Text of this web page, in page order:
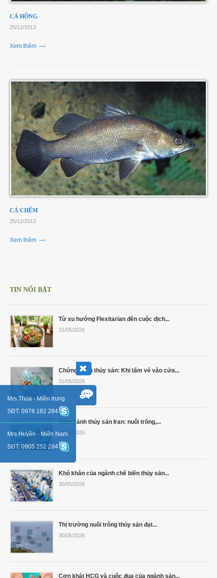
CÁ HỒNG
25/12/2013
Xem thêm
CÁ CHẼM
25/12/2013
Xem thêm
TIN NỔI BẬT
Từ xu hướng Flexitarian đến cuộc dịch...
31/05/2026
Chứng nhận thủy sản: Khi tấm vé vào cửa...
31/05/2026
Toàn cảnh thủy sản Iran: nuôi trồng,...
31/05/2026
Khó khăn của ngành chế biến thủy sản...
30/05/2026
Thị trường nuôi trồng thủy sản đạt...
30/05/2026
Cơn khát HCG và cuộc đua của ngành sản...
Mrs Thoa - Miền trung
SĐT: 0978 182 284
Mrs Huyền - Miền Nam
SĐT: 0905 252 284